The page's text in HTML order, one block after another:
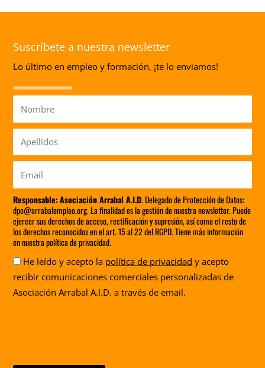
Suscríbete a nuestra newsletter
Lo último en empleo y formación, ¡te lo enviamos!
Nombre
Apellidos
Responsable: Asociación Arrabal A.I.D. Delegado de Protección de Datos:
dpo@arrabalempleo.org. La finalidad es la gestión de nuestra newsletter. Puede
ejercer sus derechos de acceso, rectificación y supresión, así como el resto de
los derechos reconocidos en el art. 15 al 22 del RGPD. Tiene más información
en nuestra política de privacidad.
Aceptación
He leído y acepto la política de privacidad y acepto
recibir comunicaciones comerciales personalizadas de
Asociación Arrabal A.I.D. a través de email.